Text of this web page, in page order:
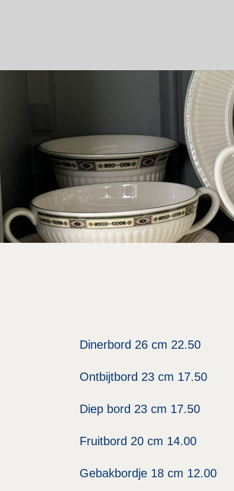
Dinerbord 26 cm 22.50
Ontbijtbord 23 cm 17.50
Diep bord 23 cm 17.50
Fruitbord 20 cm 14.00
Gebakbordje 18 cm 12.00